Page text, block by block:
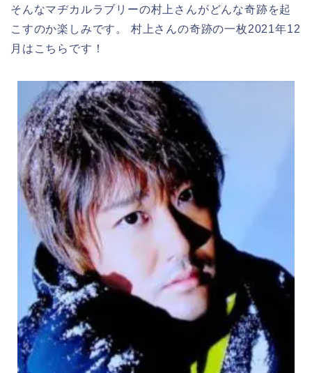
そんなマヂカルラブリーの村上さんがどんな奇跡を起
こすのか楽しみです。 村上さんの奇跡の一枚2021年12
月はこちらです！